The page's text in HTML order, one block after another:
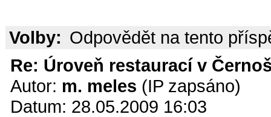
Volby: Odpovědět na tento
Re: Úroveň restaurací v
Autor: m. meles (IP zapsáno)
Datum: 28.05.2009 16:03